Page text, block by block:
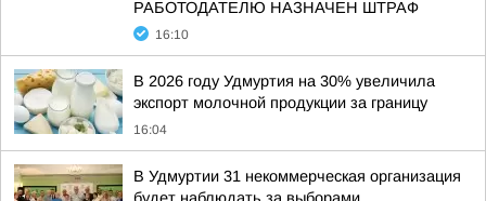
РАБОТОДАТЕЛЮ НАЗНАЧЕН ШТРАФ
16:10
В 2026 году Удмуртия на 30% увеличила
экспорт молочной продукции за границу
16:04
В Удмуртии 31 некоммерческая организация